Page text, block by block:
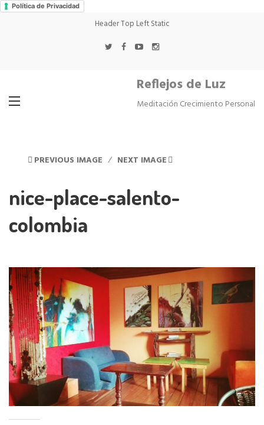
Política de Privacidad
Header Top Left Static
Reflejos de Luz
Meditación Crecimiento Personal
PREVIOUS IMAGE NEXT IMAGE
nice-place-salento-
colombia